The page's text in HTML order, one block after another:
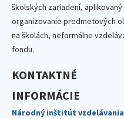
školských zariadení,
organizovanie predmetových
na školách, neformálne
fondu.
KONTAKTNÉ
INFORMÁCIE
Národný inštitút